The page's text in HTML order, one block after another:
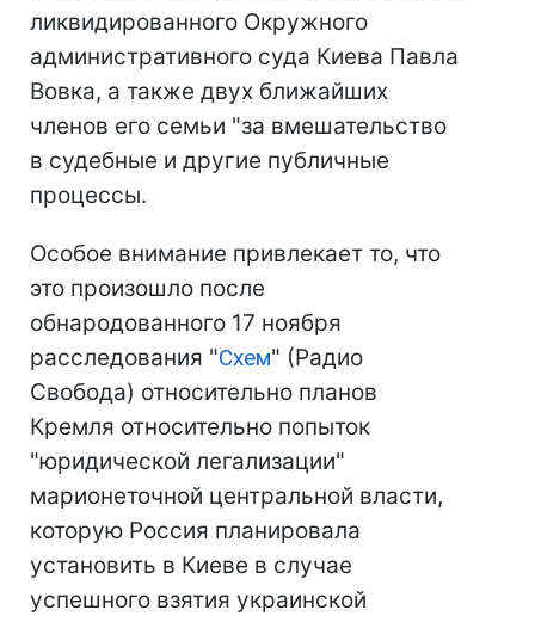
ликвидированного Окружного
административного суда Киева Павла
Вовка, а также двух ближайших
членов его семьи "за вмешательство
в судебные и другие публичные
процессы.
Особое внимание привлекает то, что
это произошло после
обнародованного 17 ноября
расследования "Схем" (Радио
Свобода) относительно планов
Кремля относительно попыток
"юридической легализации"
марионеточной центральной власти,
которую Россия планировала
установить в Киеве в случае
успешного взятия украинской